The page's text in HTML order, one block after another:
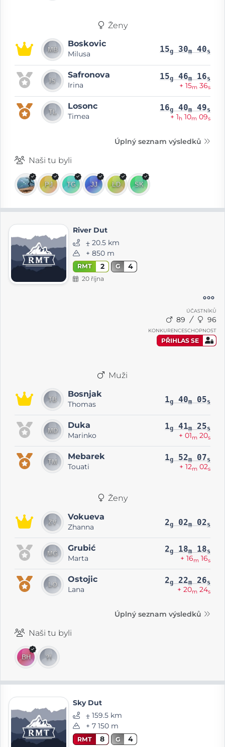
Ženy
Boskovic
Milusa 15g 30m 40s
Safronova
Irina
15g 46m 16s
+ 15m 36s
Losonc
Timea
16g 40m 49s
+ 1h 10m 09s
Úplný seznam výsledků
Naši tu byli
River Dut
⨦ 20.5 km
+ 850 m
RMT 2 G 4
20 října
ÚČASTNÍKŮ
89 96
KONKURENCESCHOPNOST
PŘIHLAS SE
Muži
Bosnjak
Thomas 1g 40m 05s
Duka
Marinko
1g 41m 25s
+ 01m 20s
Mebarek
Touati
1g 52m 07s
+ 12m 02s
Ženy
Vokueva
Zhanna 2g 02m 02s
Grubić
Marta
2g 18m 18s
+ 16m 16s
Ostojic
Lana
2g 22m 26s
+ 20m 24s
Úplný seznam výsledků
Naši tu byli
Sky Dut
⨦ 159.5 km
+ 7 150 m
RMT 8 G 4